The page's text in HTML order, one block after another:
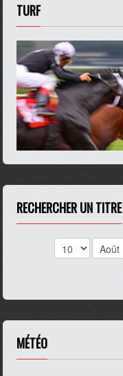
TURF
RECHERCHER UN TITRE
MÉTÉO